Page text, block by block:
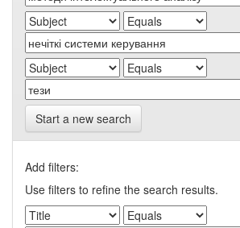
Start a new search
Add filters:
Use filters to refine the search results.